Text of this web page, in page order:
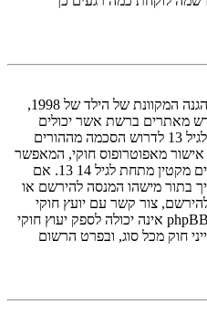
COPPA, או החוק לפרטיות והגנה המקוונת של הילד של 1998,
מאתרים ברשת אשר יכולים
לאסוף מידע מקטינים מתחת לגיל 13 לדרוש הסכמה מההורים
מאפוטרופוס חוקי, המאפשר
את איסוף פרטי הזיהוי האישיים מקטין מתחת לגיל 14 13. אם
בתור מישהו המנסה להירשם או
צור קשר עם יועץ חוקי
להתיעצות. שים לב שקבוצת phpBB אינה יכולה לספק יעוץ חוקי
חוק מכל סוג, ובפרט הרשום